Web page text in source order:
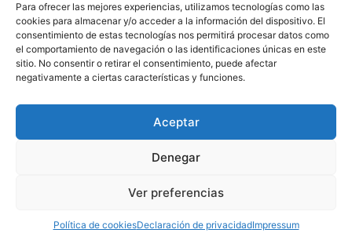
Para ofrecer las mejores experiencias, utilizamos tecnologías como las
cookies para almacenar y/o acceder a la información del dispositivo. El
consentimiento de estas tecnologías nos permitirá procesar datos como
el comportamiento de navegación o las identificaciones únicas en este
sitio. No consentir o retirar el consentimiento, puede afectar
negativamente a ciertas características y funciones.
Aceptar
Denegar
Ver preferencias
Política de cookiesDeclaración de privacidadImpressum
Política de Cookies
Aviso Legal
910 607 564
derechos reservados